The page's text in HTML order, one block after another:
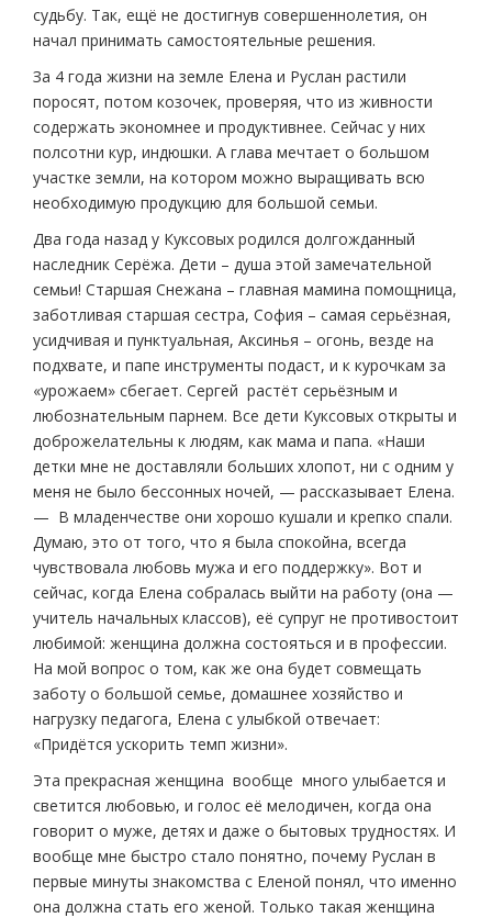
судьбу. Так, ещё не достигнув совершеннолетия, он
начал принимать самостоятельные решения.
За 4 года жизни на земле Елена и Руслан растили
поросят, потом козочек, проверяя, что из живности
содержать экономнее и продуктивнее. Сейчас у них
полсотни кур, индюшки. А глава мечтает о большом
участке земли, на котором можно выращивать всю
необходимую продукцию для большой семьи.
Два года назад у Куксовых родился долгожданный
наследник Серёжа. Дети – душа этой замечательной
семьи! Старшая Снежана – главная мамина помощница,
заботливая старшая сестра, София – самая серьёзная,
усидчивая и пунктуальная, Аксинья – огонь, везде на
подхвате, и папе инструменты подаст, и к курочкам за
«урожаем» сбегает. Сергей растёт серьёзным и
любознательным парнем. Все дети Куксовых открыты и
доброжелательны к людям, как мама и папа. «Наши
детки мне не доставляли больших хлопот, ни с одним у
меня не было бессонных ночей, — рассказывает Елена.
— В младенчестве они хорошо кушали и крепко спали.
Думаю, это от того, что я была спокойна, всегда
чувствовала любовь мужа и его поддержку». Вот и
сейчас, когда Елена собралась выйти на работу (она —
учитель начальных классов), её супруг не противостоит
любимой: женщина должна состояться и в профессии.
На мой вопрос о том, как же она будет совмещать
заботу о большой семье, домашнее хозяйство и
нагрузку педагога, Елена с улыбкой отвечает:
«Придётся ускорить темп жизни».
Эта прекрасная женщина вообще много улыбается и
светится любовью, и голос её мелодичен, когда она
говорит о муже, детях и даже о бытовых трудностях. И
вообще мне быстро стало понятно, почему Руслан в
первые минуты знакомства с Еленой понял, что именно
она должна стать его женой. Только такая женщина